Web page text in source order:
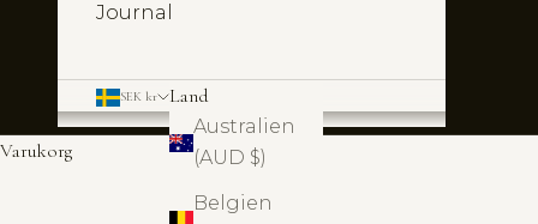
Journal
SEK kr Land
Australien
(AUD $)
Belgien
Varukorg